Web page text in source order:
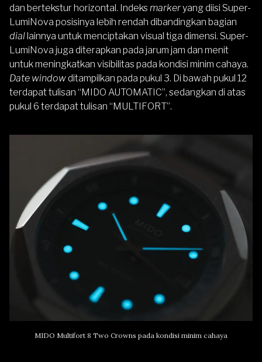
dan bertekstur horizontal. Indeksmarkeryang diisi Super-
LumiNova posisinya lebih rendah dibandingkan bagian
diallainnya untuk menciptakan visual tiga dimensi. Super-
LumiNova juga diterapkan pada jarum jam dan menit
untuk meningkatkan visibilitas pada kondisi minim cahaya.
Date windowditampilkan pada pukul 3. Di bawah pukul 12
terdapat tulisan “MIDO AUTOMATIC”, sedangkan di atas
pukul 6 terdapat tulisan “MULTIFORT”.
MIDO Multifort 8 Two Crowns pada kondisi minim cahaya